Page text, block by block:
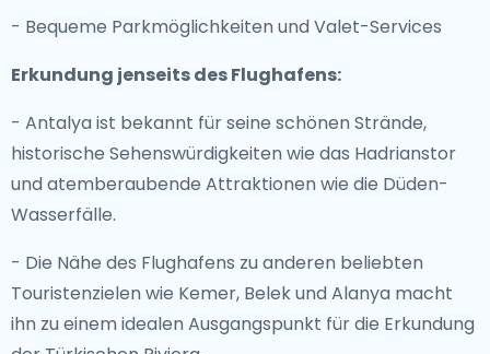
- Bequeme Parkmöglichkeiten und Valet-Services
Erkundung jenseits des Flughafens:
- Antalya ist bekannt für seine schönen Strände,
historische Sehenswürdigkeiten wie das Hadrianstor
und atemberaubende Attraktionen wie die Düden-
Wasserfälle.
- Die Nähe des Flughafens zu anderen beliebten
Touristenzielen wie Kemer, Belek und Alanya macht
ihn zu einem idealen Ausgangspunkt für die Erkundung